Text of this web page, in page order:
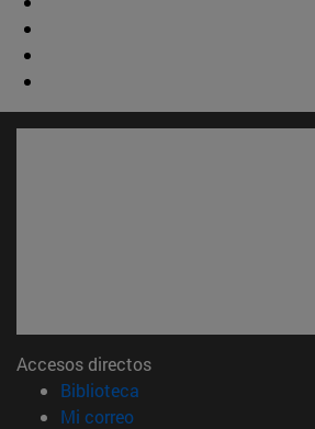
Accesos directos
Biblioteca
Mi correo(abre en nueva ventana)